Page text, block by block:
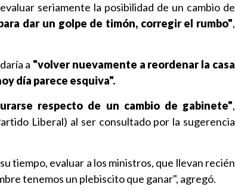
seriamente la posibilidad de un cambio de
dar un golpe de timón, corregir el rumbo",
a "volver nuevamente a reordenar la casa
día parece esquiva".
respecto de un cambio de gabinete",
Liberal) al ser consultado por la sugerencia
tiempo, evaluar a los ministros, que llevan recién
tenemos un plebiscito que ganar", agregó.